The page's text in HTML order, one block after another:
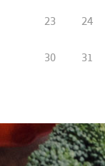
23
24
30
31